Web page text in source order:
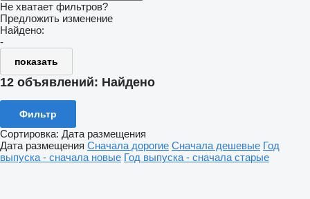
Не хватает фильтров?
Предложить изменение
Найдено:
-
показать
12 объявлений: Найдено
Фильтр
Сортировка: Дата размещения
Дата размещения Сначала дорогие Сначала дешевые Год
выпуска - сначала новые Год выпуска - сначала старые